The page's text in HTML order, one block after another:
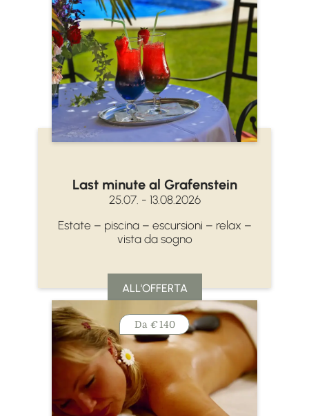
Last minute al Grafenstein
25.07. - 13.08.2026
Estate – piscina – escursioni – relax –
vista da sogno
ALL'OFFERTA
Da €140